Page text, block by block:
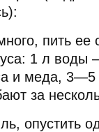
пить ее
1 л
и меда, 3—5
за
опустить